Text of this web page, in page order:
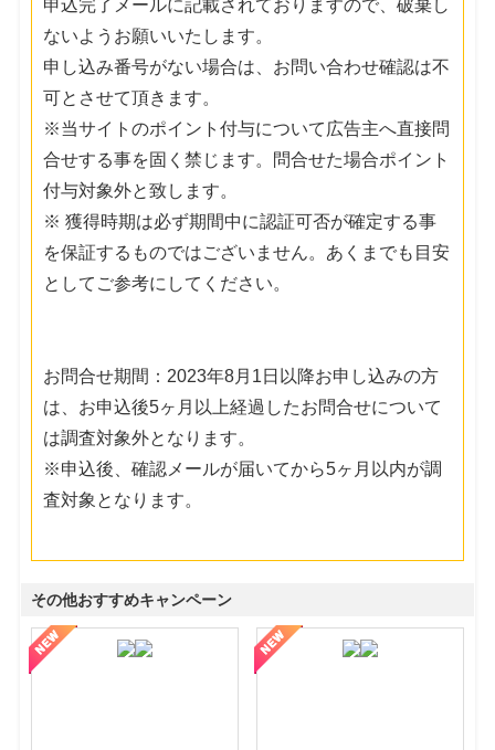
申込完了メールに記載されておりますので、破棄し
ないようお願いいたします。
申し込み番号がない場合は、お問い合わせ確認は不
可とさせて頂きます。
※当サイトのポイント付与について広告主へ直接問
合せする事を固く禁じます。問合せた場合ポイント
付与対象外と致します。
※ 獲得時期は必ず期間中に認証可否が確定する事
を保証するものではございません。あくまでも目安
としてご参考にしてください。
お問合せ期間：2023年8月1日以降お申し込みの方
は、お申込後5ヶ月以上経過したお問合せについて
は調査対象外となります。
※申込後、確認メールが届いてから5ヶ月以内が調
査対象となります。
その他おすすめキャンペーン